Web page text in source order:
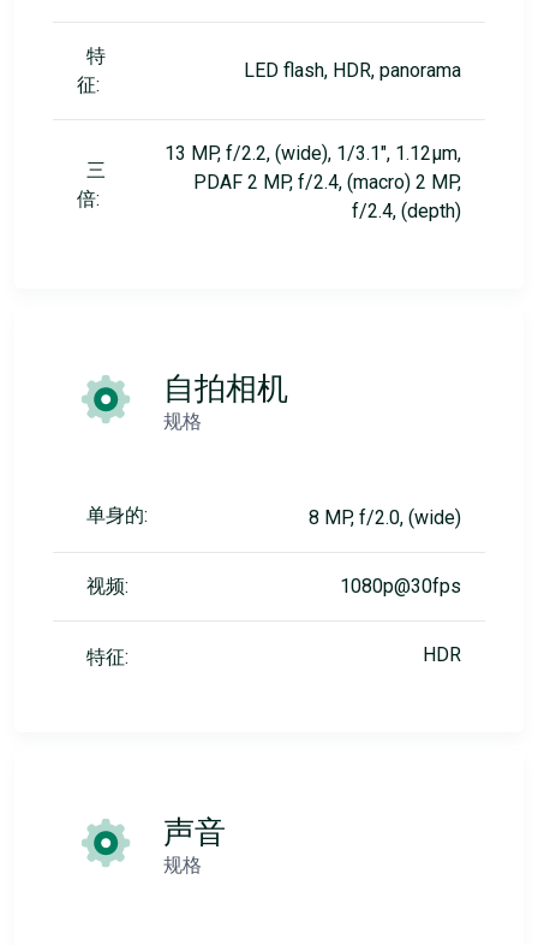
特
征:
LED flash, HDR, panorama
三
倍:
13 MP, f/2.2, (wide), 1/3.1", 1.12µm,
PDAF 2 MP, f/2.4, (macro) 2 MP,
f/2.4, (depth)
自拍相机
规格
单身的: 8 MP, f/2.0, (wide)
视频: 1080p@30fps
特征: HDR
声音
规格